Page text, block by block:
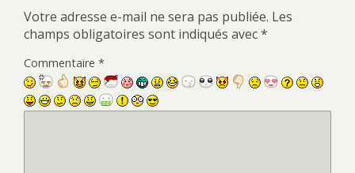
Votre adresse e-mail ne sera pas publiée. Les
champs obligatoires sont indiqués avec*
Commentaire *